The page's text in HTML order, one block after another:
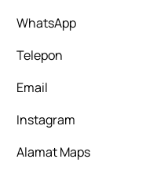
WhatsApp
Telepon
Email
Instagram
Alamat Maps